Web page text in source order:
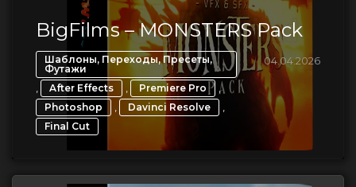
BigFilms – MONSTERS Pack
Шаблоны, Переходы, Пресеты,
Футажи
, After Effects , Premiere Pro ,
Photoshop , Davinci Resolve ,
Final Cut
04.04.2026